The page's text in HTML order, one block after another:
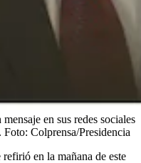
en sus redes sociales
Foto: Colprensa/Presidencia
en la mañana de este